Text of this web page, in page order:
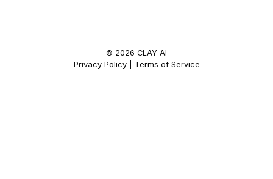
© 2026 CLAY AI
Privacy Policy| Terms of Service